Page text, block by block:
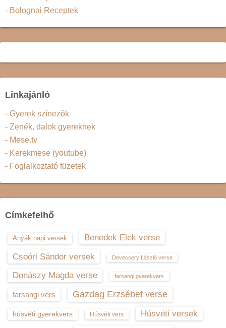
- Bolognai Receptek
Linkajánló
- Gyerek színezők
- Zenék, dalok gyereknek
- Mese.tv
- Kerekmese (youtube)
- Foglalkoztató füzetek
Címkefelhő
Anyák napi versek
Benedek Elek verse
Csoóri Sándor versek
Devecsery László verse
Donászy Magda verse farsangi gyerekvers
farsangi vers Gazdag Erzsébet verse
húsvéti gyerekvers Húsvéti vers Húsvéti versek